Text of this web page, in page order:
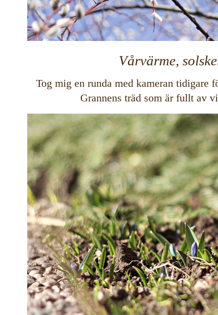
Vårvärme,
Tog mig en runda med kameran
Grannens träd som är fullt av